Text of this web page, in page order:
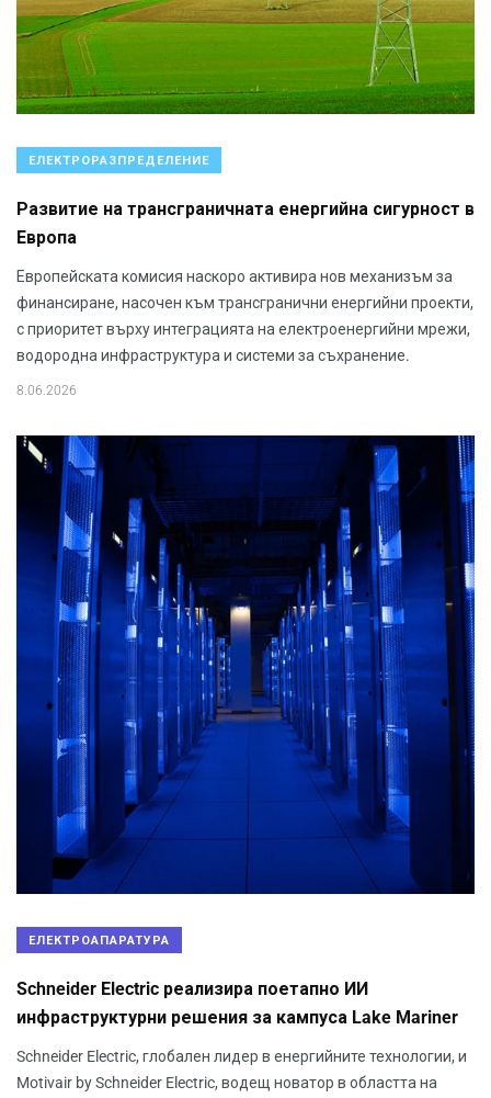
ЕЛЕКТРОРАЗПРЕДЕЛЕНИЕ
Развитие на трансграничната енергийна сигурност в
Европа
Европейската комисия наскоро активира нов механизъм за
финансиране, насочен към трансгранични енергийни проекти,
с приоритет върху интеграцията на електроенергийни мрежи,
водородна инфраструктура и системи за съхранение.
8.06.2026
ЕЛЕКТРОАПАРАТУРА
Schneider Electric реализира поетапно ИИ
инфраструктурни решения за кампуса Lake Mariner
Schneider Electric, глобален лидер в енергийните технологии, и
Motivair by Schneider Electric, водещ новатор в областта на